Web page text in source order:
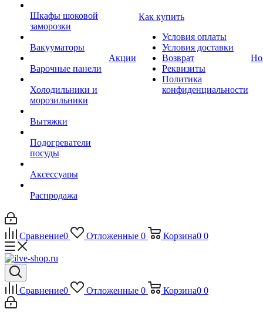
Шкафы шоковой
заморозки
Вакууматоры
Варочные панели
Холодильники и
морозильники
Вытяжки
Подогреватели
посуды
Аксессуары
Распродажа
Акции
Как купить
Условия оплаты
Условия доставки
Возврат
Реквизиты
Политика
конфиденциальности
Сравнение0 Отложенные 0 Корзина0 0
Сравнение0 Отложенные 0 Корзина0 0